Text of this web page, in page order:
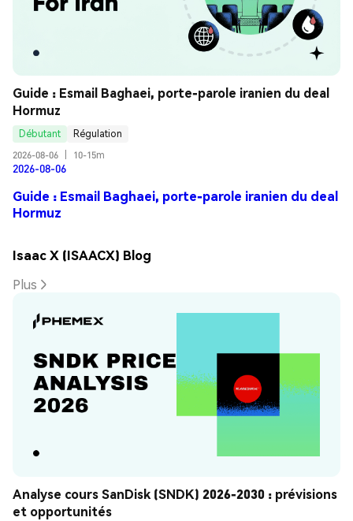
Guide : Esmail Baghaei, porte-parole iranien du deal
Hormuz
Débutant
Régulation
2026-08-06
10-15m
2026-08-06
Guide : Esmail Baghaei, porte-parole iranien du deal
Hormuz
Isaac X (ISAACX) Blog
Plus
Analyse cours SanDisk (SNDK) 2026-2030 : prévisions
et opportunités